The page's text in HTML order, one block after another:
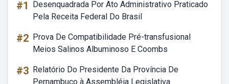
#1
Desenquadrada Por Ato Administrativo Praticado
Pela Receita Federal Do Brasil
#2 Prova De Compatibilidade Pré-transfusional
Meios Salinos Albuminoso E Coombs
#3 Relatório Do Presidente Da Província De
Pernambuco à Assembléia Legislativa